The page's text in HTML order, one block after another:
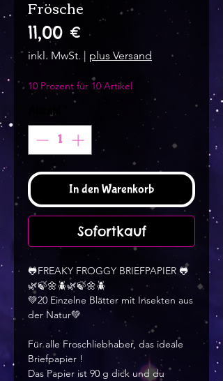
Frösche
11,00 €Preis
inkl. MwSt. | plus Versand
10 Prozent für 10 Artikel
Anzahl
In den Warenkorb
Sofortkauf
🐸FREAKY FROGGY BRIEFPAPIER 🐸
🌿🍃🌼🪲🌿🍃🌼🪲
💚20 Einzelne Blätter mit Insekten aus
der Natur💚
Für alle Froschliebhaber, das ideale
Briefpapier !
Das Papier ist 90 g dick und du